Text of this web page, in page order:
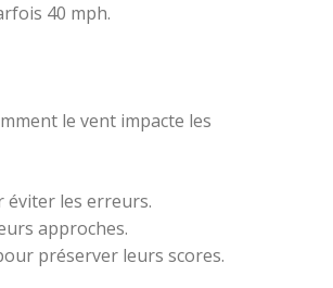
40 mph.
le vent impacte les
éviter les erreurs.
approches.
préserver leurs scores.